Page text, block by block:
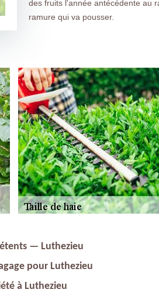
des fruits l'année antécédente au
ramure qui va pousser.
— Luthezieu
pour Luthezieu
à Luthezieu